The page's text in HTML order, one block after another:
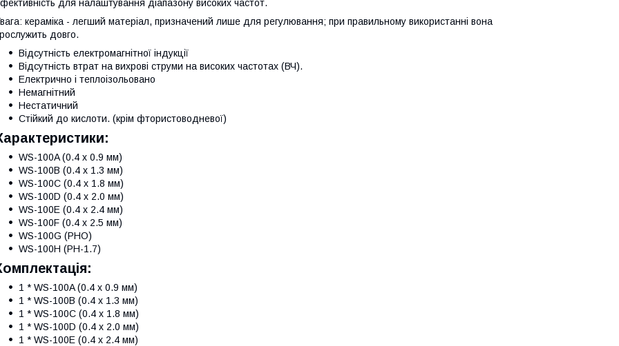
для налаштування діапазону високих частот.
кераміка - легший матеріал, призначений лише для регулювання; при правильному використанні вона
довго.
Відсутність електромагнітної індукції
Відсутність втрат на вихрові струми на високих частотах (ВЧ).
Електрично і теплоізольовано
Немагнітний
Нестатичний
Стійкий до кислоти. (крім фтористоводневої)
WS-100A (0.4 x 0.9 мм)
WS-100B (0.4 x 1.3 мм)
WS-100C (0.4 x 1.8 мм)
WS-100D (0.4 x 2.0 мм)
WS-100E (0.4 x 2.4 мм)
WS-100F (0.4 x 2.5 мм)
WS-100G (PHO)
WS-100H (PH-1.7)
1 * WS-100A (0.4 x 0.9 мм)
1 * WS-100B (0.4 x 1.3 мм)
1 * WS-100C (0.4 x 1.8 мм)
1 * WS-100D (0.4 x 2.0 мм)
1 * WS-100E (0.4 x 2.4 мм)